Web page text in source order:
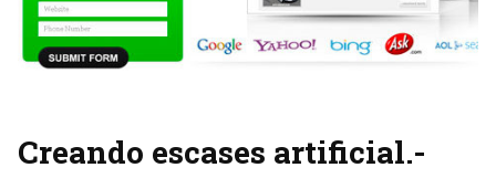
Creando escases artificial.-